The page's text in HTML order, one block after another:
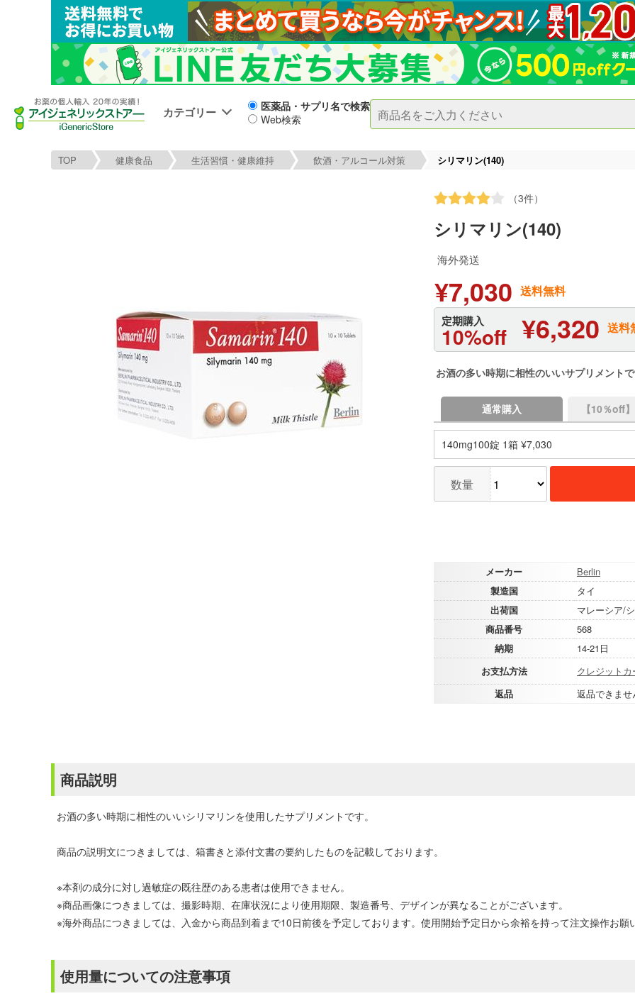
カテゴリー
医薬品・サプリ名で検索
Web検索
TOP 健康食品 生活習慣・健康維持 飲酒・アルコール対策 シリマリン(140)
（3件）
シリマリン(140)
海外発送
¥7,030 送料無料
定期購入
10%off ¥6,320 送料
お酒の多い時期に相性のいいサプリメントで
通常購入 【10％off
140mg100錠 1箱 ¥7,030
数量
メーカー
Berlin
製造国
タイ
出荷国
マレーシア/
商品番号
568
納期
14-21日
お支払方法
クレジットカ
返品
返品できま
商品説明
お酒の多い時期に相性のいいシリマリンを使用したサプリメントです。
商品の説明文につきましては、箱書きと添付文書の要約したものを記載しております。
※本剤の成分に対し過敏症の既往歴のある患者は使用できません。
※商品画像につきましては、撮影時期、在庫状況により使用期限、製造番号、デザインが異なることがございます。
※海外商品につきましては、入金から商品到着まで10日前後を予定しております。使用開始予定日から余裕を持って注文操作お願
使用量についての注意事項